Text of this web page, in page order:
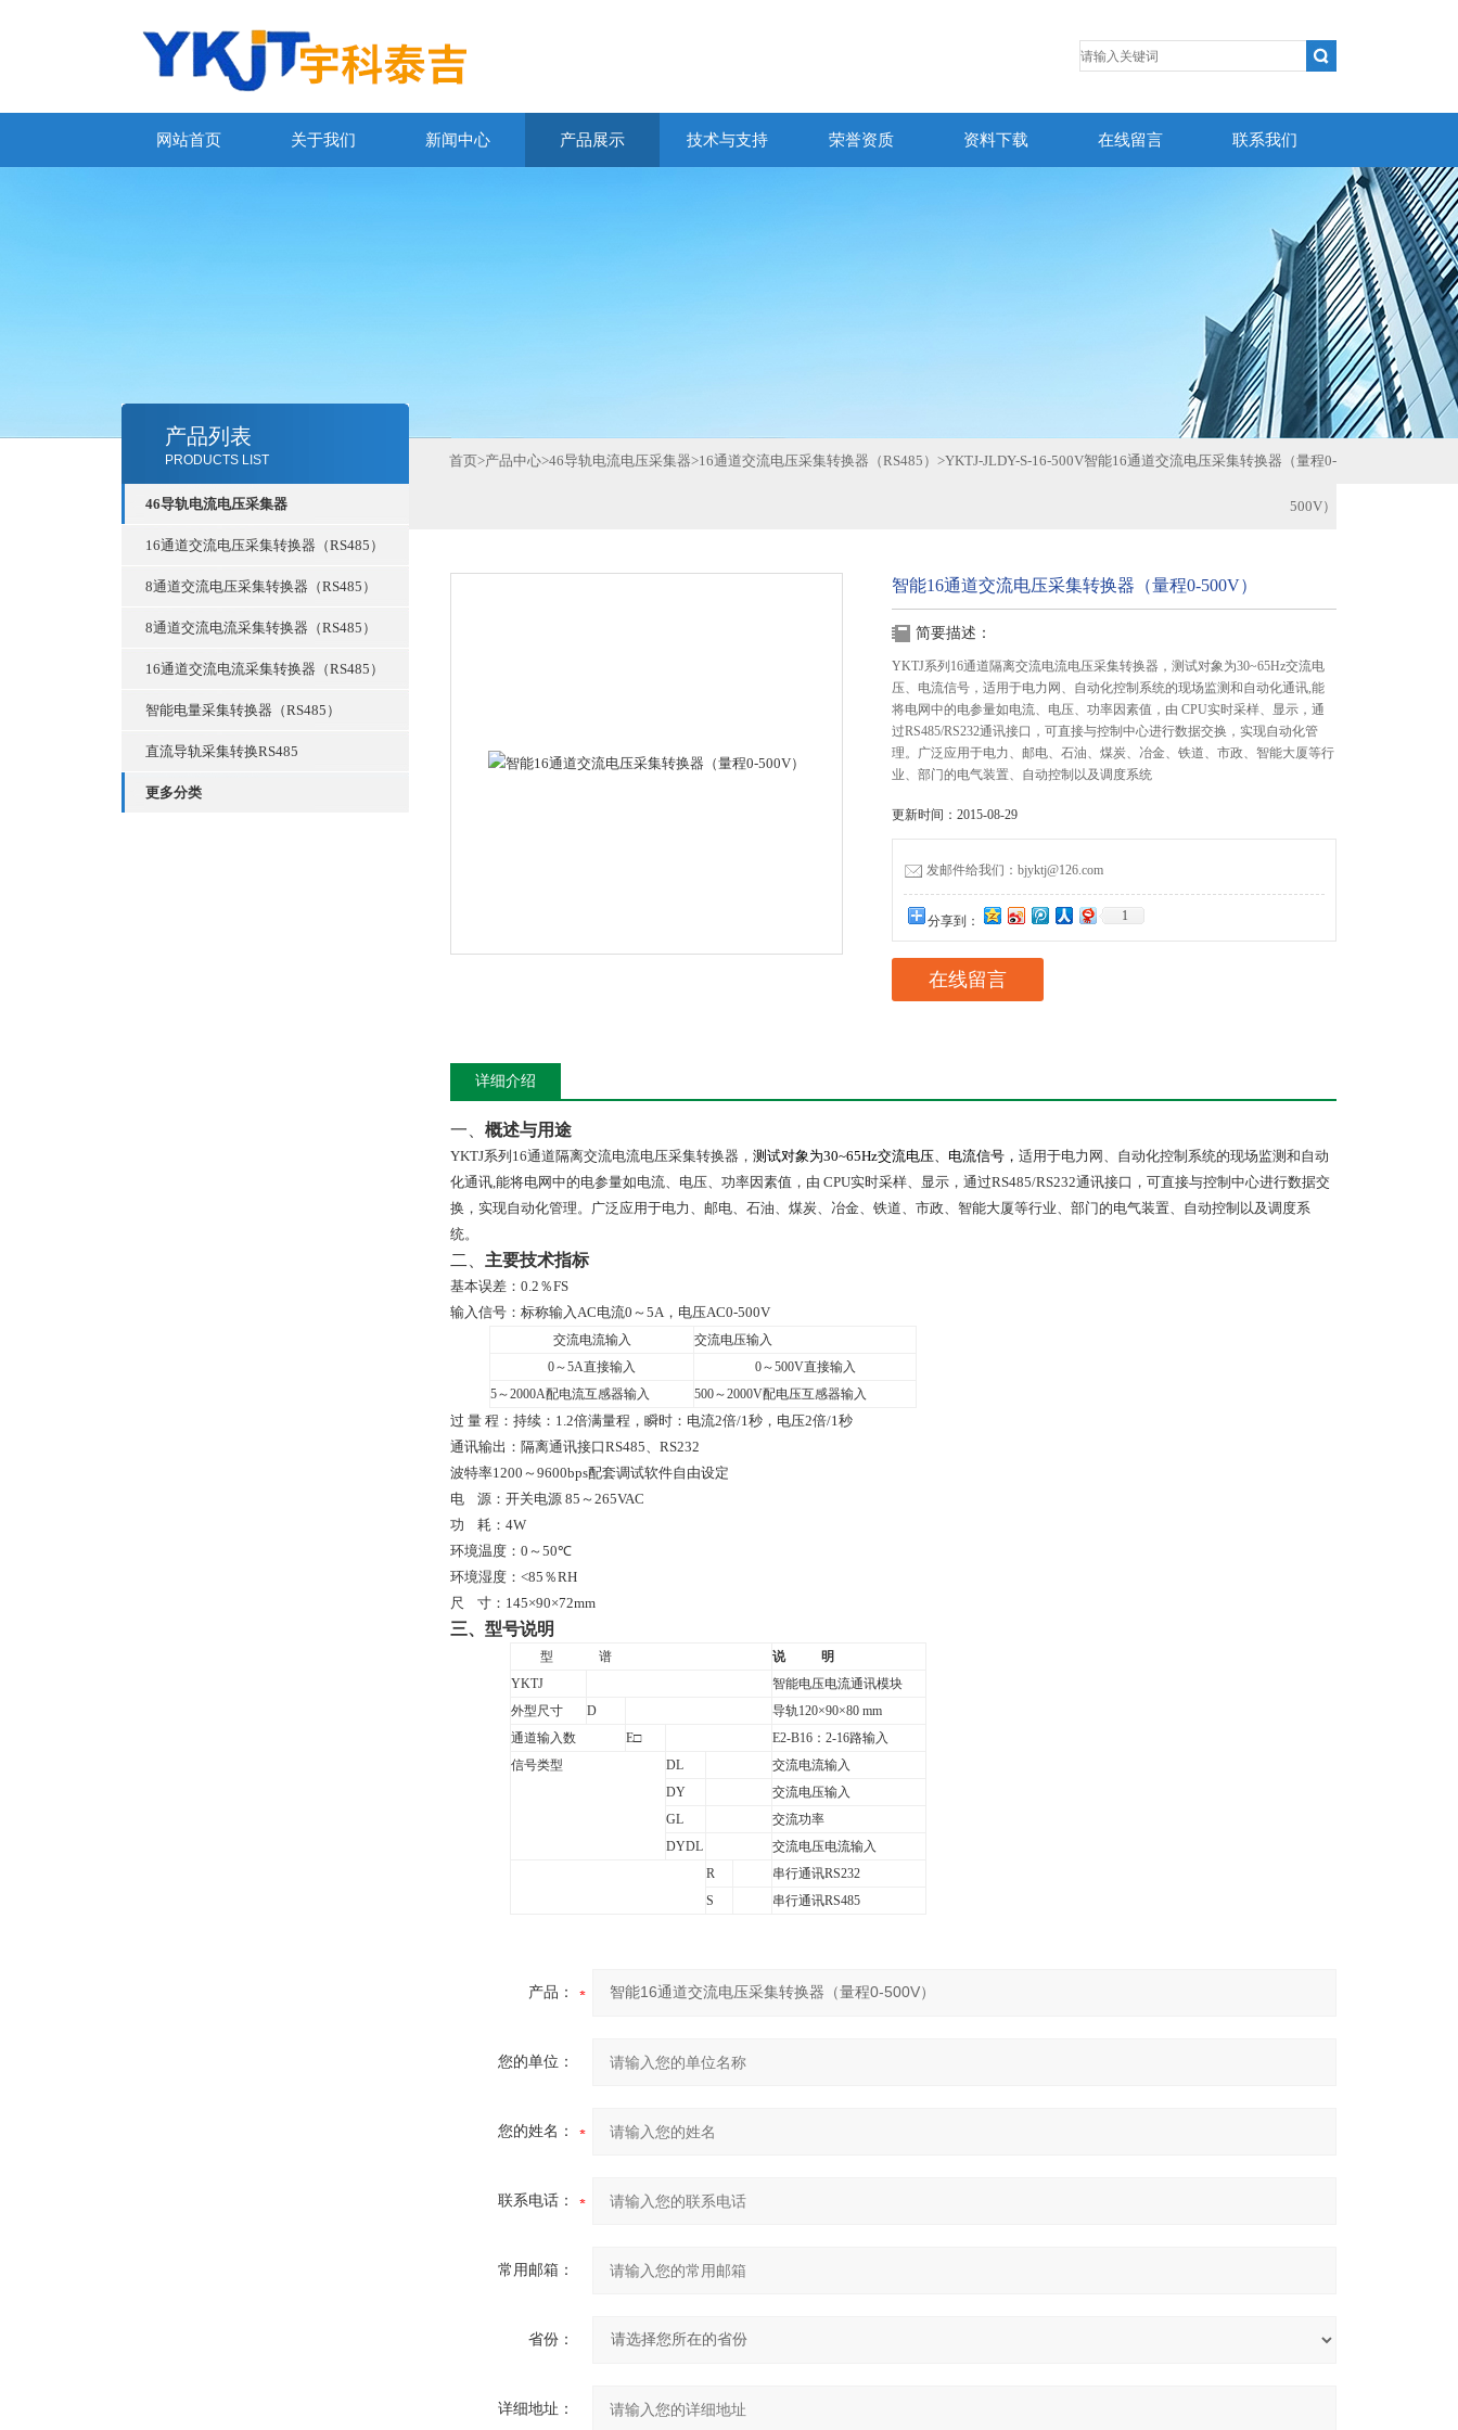
网站首页 关于我们 新闻中心 产品展示 技术与支持 荣誉资质 资料下载 在线留言 联系我们
产品列表
PRODUCTS LIST
46导轨电流电压采集器
16通道交流电压采集转换器（RS485）
8通道交流电压采集转换器（RS485）
8通道交流电流采集转换器（RS485）
16通道交流电流采集转换器（RS485）
智能电量采集转换器（RS485）
直流导轨采集转换RS485
更多分类
首页>产品中心>46导轨电流电压采集器>16通道交流电压采集转换器（RS485） >YKTJ-JLDY-S-16-500V智能16通道交流电压采集转换器（量程0-
500V）
智能16通道交流电压采集转换器（量程0-500V）
简要描述：
YKTJ系列16通道隔离交流电流电压采集转换器，测试对象为30~65Hz交流电
压、电流信号，适用于电力网、自动化控制系统的现场监测和自动化通讯,能
将电网中的电参量如电流、电压、功率因素值，由 CPU实时采样、显示，通
过RS485/RS232通讯接口，可直接与控制中心进行数据交换，实现自动化管
理。广泛应用于电力、邮电、石油、煤炭、冶金、铁道、市政、智能大厦等行
业、部门的电气装置、自动控制以及调度系统
更新时间：2015-08-29
发邮件给我们：bjyktj@126.com
分享到： 1
在线留言
详细介绍
一、 概述与用途
YKTJ系列 16通道隔离交流电流电压采集转换器， 测试对象为30~65Hz交流电压、电流信号， 适用于电力网、自动化控制系统的现场监测和自动
化通讯,能将电网中的电参量如电流、电压、功率因素值，由 CPU实时采样、显示，通过RS485/RS232通讯接口，可直接与控制中心进行数据交
换，实现自动化管理。广泛应用于电力、邮电、石油、煤炭、冶金、铁道、市政、智能大厦等行业、部门的电气装置、自动控制以及调度系
统。
二、 主要技术指标
基本误差： 0.2 ％FS
输入信号： 标称输入AC电流0～5A，电压AC0-500V
交流电流输入
交流电压输入
0～5A直接输入 0～500V直接输入
5～2000A配电流互感器输入 500～2000V配电压互感器输入
过 量 程：持续：1.2倍满量程，瞬时：电流2倍/1秒，电压2倍/1秒
通讯输出：隔离通讯接口RS485、 RS232
波特率1200 ～9600bps配套调试软件自由设定
电
源：开关电源 85 ～ 265VAC
功
耗： 4W
环境温度： 0 ～ 50℃
环境湿度： <85 ％RH
尺
寸： 145×90×72mm
三、型号说明
型 谱 说
明
YKTJ
智能电压电流通讯模块
外型尺寸
D 导轨120×90×80 mm
通道输入数
E□ E2-B16 ：2-16路输入
信号类型
DL
交流电流输入
DY
交流电压输入
GL
交流功率
DYDL
交流电压电流输入
R
串行通讯RS232
S
串行通讯RS485
产品：
您的单位：
您的姓名：
联系电话：
常用邮箱：
省份：
详细地址：